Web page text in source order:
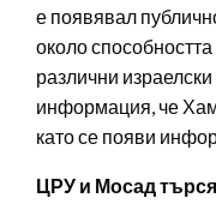
е появявал
около
различни
информация, че
като се появи
ЦРУ и Мосад